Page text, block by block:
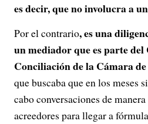
es decir, que no involucra a
Por el contrario, es una
un mediador que es parte del
Conciliación de la Cámara
que buscaba que en los meses
cabo conversaciones de
acreedores para llegar a